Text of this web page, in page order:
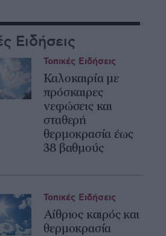
Ειδήσεις
Καλοκαιρία με
πρόσκαιρες
νεφώσεις και
σταθερή
θερμοκρασία έως
38 βαθμούς
Τοπικές Ειδήσεις
Αίθριος καιρός και
θερμοκρασία
Τοπικές Ειδήσεις